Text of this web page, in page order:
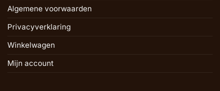
Algemene voorwaarden
Privacyverklaring
Winkelwagen
Mijn account